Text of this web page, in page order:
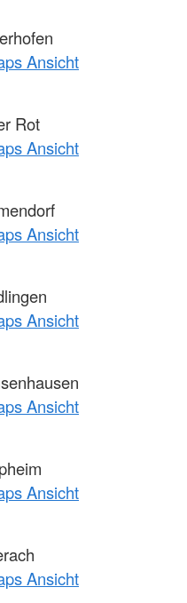
Ansicht
Rot
Ansicht
Ansicht
Ansicht
Ansicht
Ansicht
Ansicht